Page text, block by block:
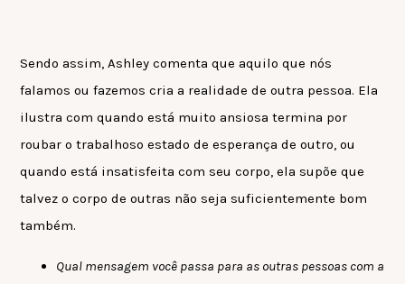
Sendo assim, Ashley comenta que aquilo que nós
falamos ou fazemos cria a realidade de outra pessoa. Ela
ilustra com quando está muito ansiosa termina por
roubar o trabalhoso estado de esperança de outro, ou
quando está insatisfeita com seu corpo, ela supõe que
talvez o corpo de outras não seja suficientemente bom
também.
Qual mensagem você passa para as outras pessoas com a